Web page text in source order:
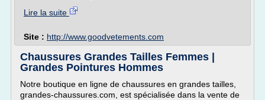
Lire la suite
Site : http://www.goodvetements.com
Chaussures Grandes Tailles Femmes |
Grandes Pointures Hommes
Notre boutique en ligne de chaussures en grandes tailles,
grandes-chaussures.com, est spécialisée dans la vente de